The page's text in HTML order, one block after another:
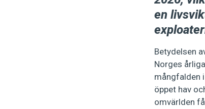
en
Betydelsen
Norges
mångfalden
öppet hav
omvärlden